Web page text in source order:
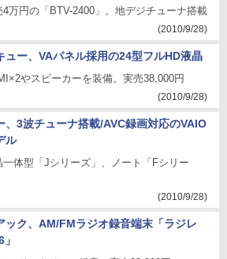
4万円の「BTV-2400」。地デジチューナ搭載
(2010/9/28)
ュー、VAパネル採用の24型フルHD液晶
やスピーカーを装備。実売38,000円
(2010/9/28)
、3波チューナ搭載/AVC録画対応のVAIO
ル
一体型「Jシリーズ」、ノート「Fシリー
(2010/9/28)
ック、AM/FMラジオ録音端末「ラジレ